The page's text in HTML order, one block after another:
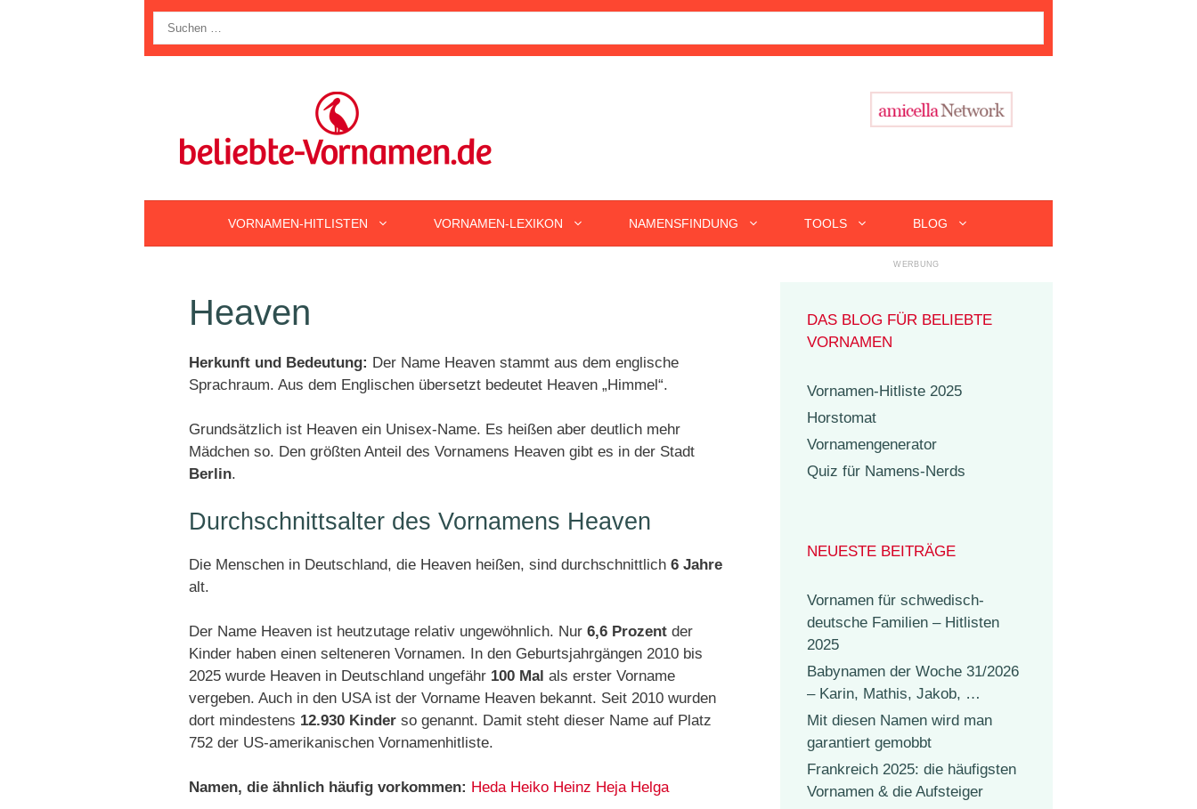
nach:
VORNAMEN-HITLISTEN VORNAMEN-LEXIKON NAMENSFINDUNG TOOLS BLOG
Heaven
Herkunft und Bedeutung: Der Name Heaven stammt aus dem englische
Sprachraum. Aus dem Englischen übersetzt bedeutet Heaven „Himmel“.
Grundsätzlich ist Heaven ein Unisex-Name. Es heißen aber deutlich mehr
Mädchen so. Den größten Anteil des Vornamens Heaven gibt es in der Stadt
Berlin.
Durchschnittsalter des Vornamens Heaven
Die Menschen in Deutschland, die Heaven heißen, sind durchschnittlich 6 Jahre
alt.
Der Name Heaven ist heutzutage relativ ungewöhnlich. Nur 6,6 Prozent der
Kinder haben einen selteneren Vornamen. In den Geburtsjahrgängen 2010 bis
2025 wurde Heaven in Deutschland ungefähr 100 Mal als erster Vorname
vergeben. Auch in den USA ist der Vorname Heaven bekannt. Seit 2010 wurden
dort mindestens 12.930 Kinder so genannt. Damit steht dieser Name auf Platz
752 der US-amerikanischen Vornamenhitliste.
Namen, die ähnlich häufig vorkommen: Heda Heiko Heinz Heja Helga
DAS BLOG FÜR BELIEBTE
VORNAMEN
Vornamen-Hitliste 2025
Horstomat
Vornamengenerator
Quiz für Namens-Nerds
NEUESTE BEITRÄGE
Vornamen für schwedisch-
deutsche Familien – Hitlisten
2025
Babynamen der Woche 31/2026
– Karin, Mathis, Jakob, …
Mit diesen Namen wird man
garantiert gemobbt
Frankreich 2025: die häufigsten
Vornamen & die Aufsteiger